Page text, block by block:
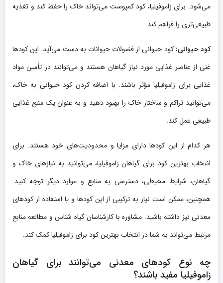
می‌شود. برای زاموفیلیا، کود کمپوست می‌تواند خاک را حفظ کند و تغذیه
طبیعی‌تری را فراهم کند.
کود حیوانی: کود حیوانی از فضولات حیوانات به دست می‌آید. این کودها
غنی از عناصر غذایی مورد نیاز گیاهان هستند و می‌توانند در تأمین مواد
غذایی برای زاموفیلیا مؤثر باشند. با اضافه کردن کود حیوانی به خاک،
می‌توانید تراکم و ساختار خاک را بهبود دهید و به عنوان یک منبع غذایی
طبیعی عمل کند.
هر کدام از این کودها دارای مزایا و محدودیت‌های خود هستند. برای
انتخاب بهترین کود برای گیاهان زاموفیلیا، می‌توانید به نیازهای خاک و
گیاهان، شرایط محیطی، دسترسی به منابع و موارد دیگر توجه کنید.
همچنین، ممکن است نیاز به ترکیبی از این کودها و یا استفاده از کودهای
معدنی نیز داشته باشید. مشاوره با کارشناسان گیاه شناس و مطالعه منابع
مرتبط می‌تواند به شما در انتخاب بهترین کود برای زاموفیلیا کمک کند.
چه نوع کودهای معدنی می‌توانند برای گیاهان
زاموفیلیا مفید باشند؟